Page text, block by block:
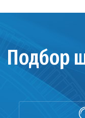
Подбор